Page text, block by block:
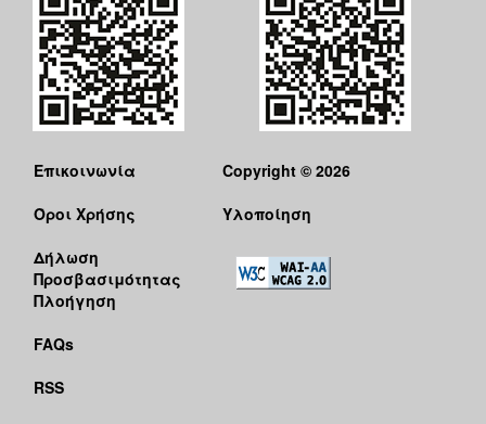
Επικοινωνία
Όροι Χρήσης
Δήλωση
Προσβασιμότητας
Πλοήγηση
FAQs
RSS
Copyright © 2026
Υλοποίηση